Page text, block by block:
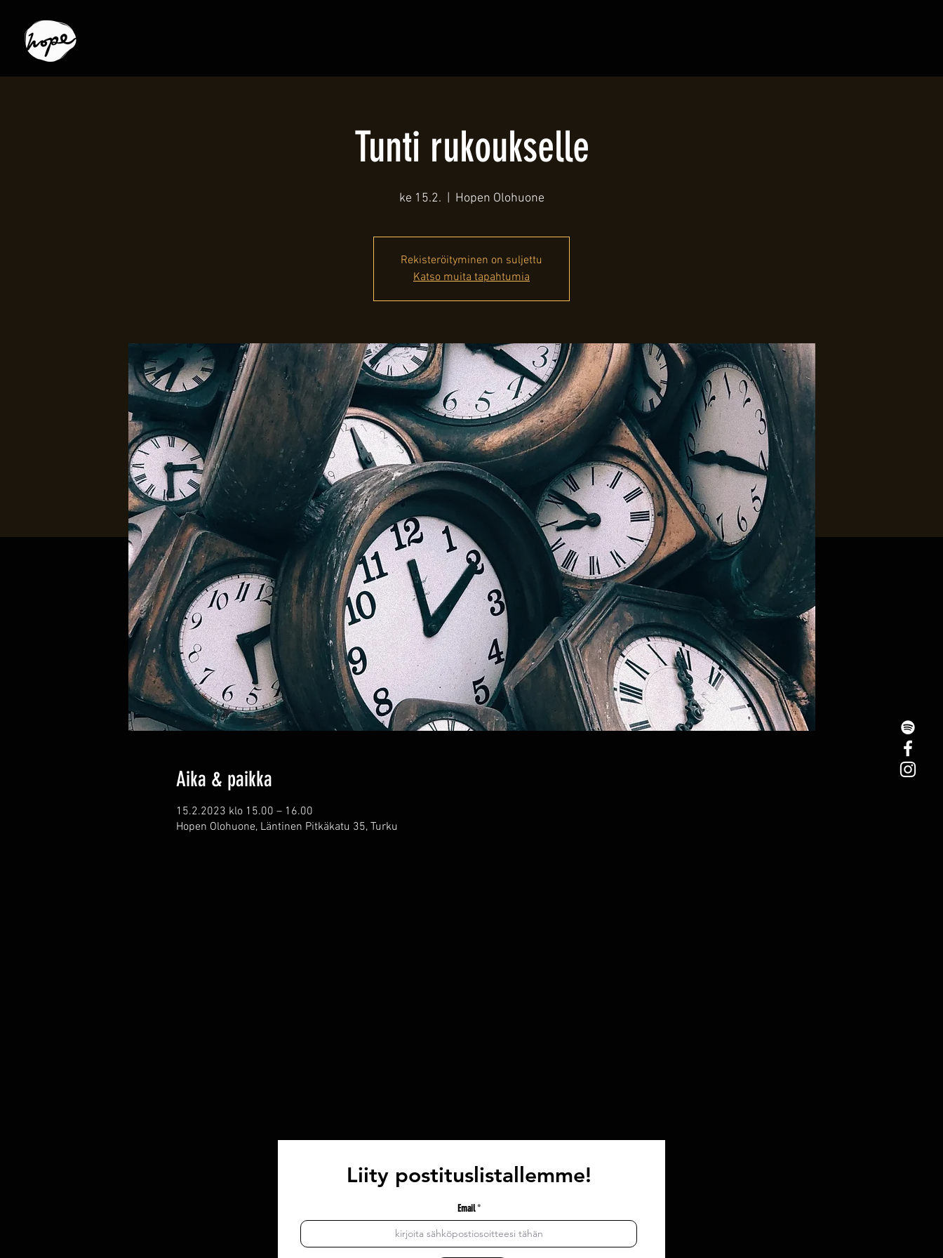
Tunti rukoukselle
ke 15.2. Hopen Olohuone
Rekisteröityminen on suljettu
Katso muita tapahtumia
Aika & paikka
15.2.2023 klo 15.00 – 16.00
Hopen Olohuone, Läntinen Pitkäkatu 35, Turku
Liity postituslistallemme!
Email